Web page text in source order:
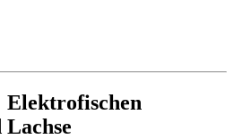
Elektrofischen